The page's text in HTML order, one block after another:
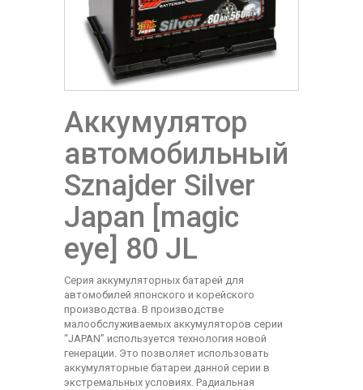
Аккумулятор
автомобильный
Sznajder Silver
Japan [magic
eye] 80 JL
Cерия аккумуляторных батарей для
автомобилей японского и корейского
производства. В производстве
малообслуживаемых аккумуляторов серии
“JAPAN” используется технология новой
генерации. Это позволяет использовать
аккумуляторные батареи данной серии в
экстремальных условиях. Радиальная